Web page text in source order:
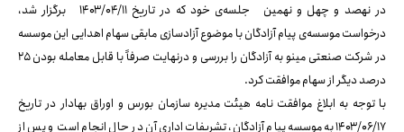
در نهصد و چهل و نهمین جلسه‌ی خود که در تاریخ ۱۴۰۳/۰۴/۱۱ برگزار شد،
درخواست موسسه‌ی پیام آزادگان با موضوع آزادسازی مابقی سهام اهدایی این موسسه
در شرکت صنعتی مینو به آزادگان را بررسی و درنهایت صرفاً با قابل معامله بودن ۲۵
درصد دیگر از سهام موافقت کرد.
با توجه به ابلاغ موافقت نامه هیئت مدیره سازمان بورس و اوراق بهادار در تاریخ
۱۴۰۳/۰۶/۱۷ به موسسه پیام آزادگان، تشریفات اداری آن در حال انجام است و پس از